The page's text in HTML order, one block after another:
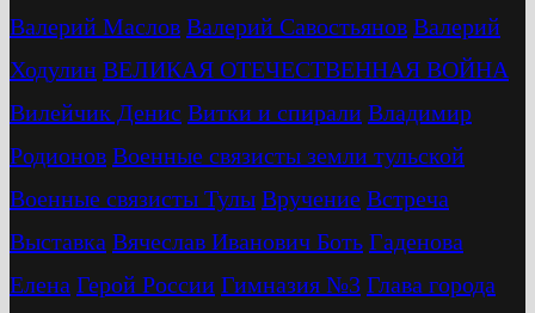
Валерий Маслов Валерий Савостьянов Валерий
Ходулин ВЕЛИКАЯ ОТЕЧЕСТВЕННАЯ ВОЙНА
Вилейчик Денис Витки и спирали Владимир
Родионов Военные связисты земли тульской
Военные связисты Тулы Вручение Встреча
Выставка Вячеслав Иванович Боть Гаденова
Елена Герой России Гимназия №3 Глава города